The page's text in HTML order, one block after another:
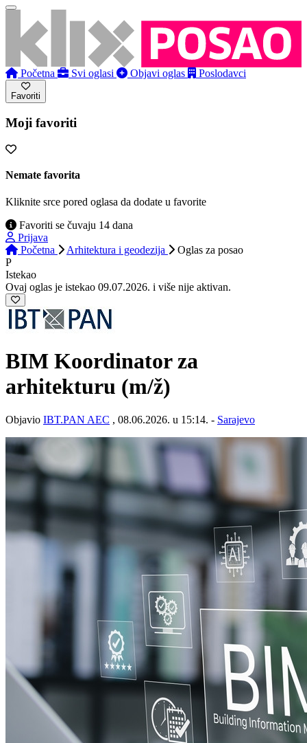
Početna Svi oglasi Objavi oglas Poslodavci
Favoriti
Moji favoriti
Nemate favorita
Kliknite srce pored oglasa da dodate u favorite
Favoriti se čuvaju 14 dana
Prijava
Početna
Arhitektura i geodezija Oglas za posao
P
Istekao
Ovaj oglas je istekao 09.07.2026. i više nije aktivan.
BIM Koordinator za
arhitekturu (m/ž)
Objavio IBT.PAN AEC , 08.06.2026. u 15:14. - Sarajevo